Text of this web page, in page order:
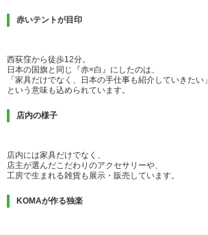
赤いテントが目印
西荻窪から徒歩12分。
日本の国旗と同じ『赤×白』にしたのは、
「家具だけでなく、日本の手仕事も紹介していきたい」
という意味も込められています。
店内の様子
店内には家具だけでなく、
店主が選んだこだわりのアクセサリーや、
工房で生まれる雑貨も展示・販売しています。
KOMAが作る独楽